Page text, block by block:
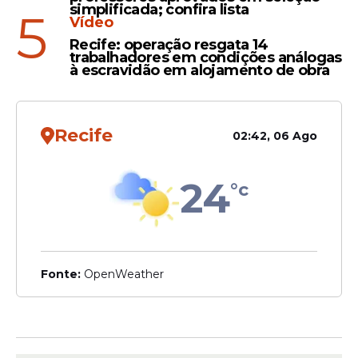
no RECIFE
Iputinga
RECIFE e troca de tiros
Veja Também
simplificada; confira lista
5
Vídeo
Recife: operação resgata 14
trabalhadores em condições análogas
à escravidão em alojamento de obra
Recife 02:42, 06 Ago
24°c
Fonte: OpenWeather